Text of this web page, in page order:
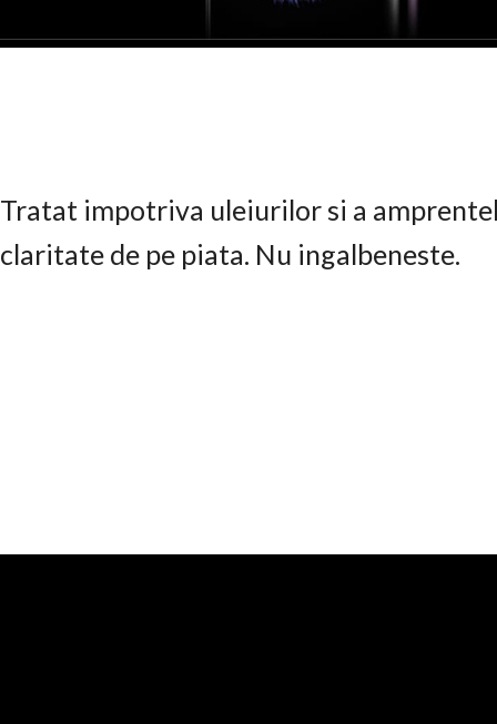
Tratat impotriva uleiurilor si a
claritate de pe piata. Nu ingalbeneste.